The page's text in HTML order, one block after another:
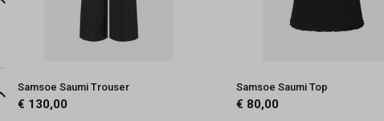
Samsoe Saumi Trouser
€ 130,00
Samsoe Saumi Top
€ 80,00